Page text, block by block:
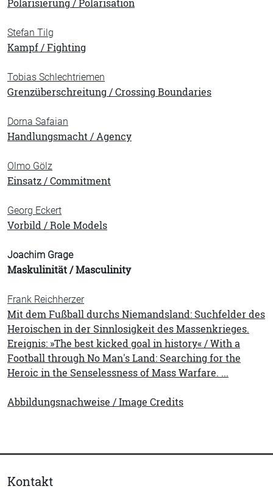
Polarisierung / Polarisation
Stefan Tilg
Kampf / Fighting
Tobias Schlechtriemen
Grenzüberschreitung / Crossing Boundaries
Dorna Safaian
Handlungsmacht / Agency
Olmo Gölz
Einsatz / Commitment
Georg Eckert
Vorbild / Role Models
Joachim Grage
Maskulinität / Masculinity
Frank Reichherzer
Mit dem Fußball durchs Niemandsland: Suchfelder des
Heroischen in der Sinnlosigkeit des Massenkrieges.
Ereignis: »The best kicked goal in history« / With a
Football through No Man's Land: Searching for the
Heroic in the Senselessness of Mass Warfare. ...
Abbildungsnachweise / Image Credits
Kontakt